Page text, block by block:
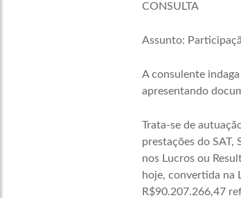
CONSULTA
Assunto:
A consulente
apresentando
Trata-se de
prestações do SAT,
nos Lucros ou
hoje, convertida na
R$90.207.266,47